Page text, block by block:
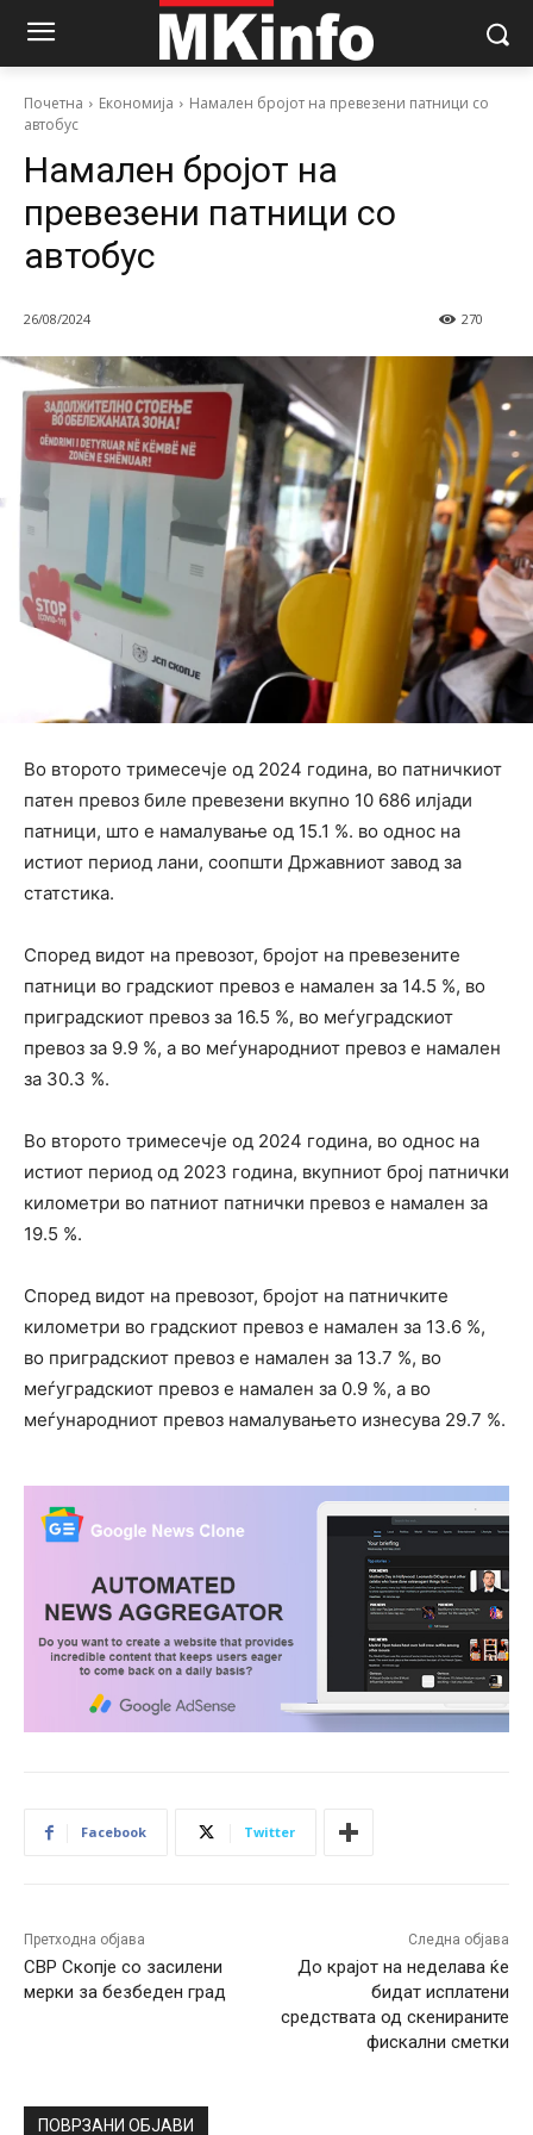
Почетна Економија
Намален бројот на превезени патници со
автобус
Намален бројот на
превезени патници со
автобус
26/08/2024 270
Во второто тримесечје од 2024 година, во патничкиот
патен превоз биле превезени вкупно 10 686 илјади
патници, што е намалување од 15.1 %. во однос на
истиот период лани, соопшти Државниот завод за
статстика.
Според видот на превозот, бројот на превезените
патници во градскиот превоз е намален за 14.5 %, во
приградскиот превоз за 16.5 %, во меѓуградскиот
превоз за 9.9 %, а во меѓународниот превоз е намален
за 30.3 %.
Во второто тримесечје од 2024 година, во однос на
истиот период од 2023 година, вкупниот број патнички
километри во патниот патнички превоз е намален за
19.5 %.
Според видот на превозот, бројот на патничките
километри во градскиот превоз е намален за 13.6 %,
во приградскиот превоз е намален за 13.7 %, во
меѓуградскиот превоз е намален за 0.9 %, а во
меѓународниот превоз намалувањето изнесува 29.7 %.
Facebook Twitter
Претходна објава
СВР Скопје со засилени
мерки за безбеден град
Следна објава
До крајот на неделава ќе
бидат исплатени
средствата од скенираните
фискални сметки
ПОВРЗАНИ ОБЈАВИ